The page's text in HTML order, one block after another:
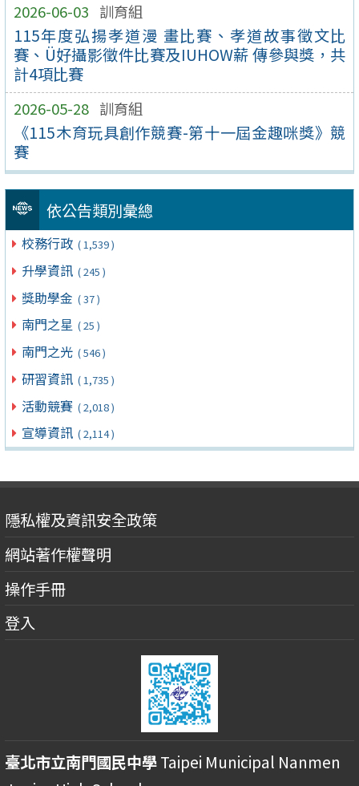
2026-06-03 訓育組
115年度弘揚孝道漫 畫比賽、孝道故事徵文比
賽、Ü好攝影徵件比賽及IUHOW薪 傳參與獎，共
計4項比賽
2026-05-28 訓育組
《115木育玩具創作競賽-第十一屆金趣咪獎》競
賽
依公告類別彙總
校務行政 ( 1,539 )
升學資訊 ( 245 )
獎助學金 ( 37 )
南門之星 ( 25 )
南門之光 ( 546 )
研習資訊 ( 1,735 )
活動競賽 ( 2,018 )
宣導資訊 ( 2,114 )
隱私權及資訊安全政策
網站著作權聲明
操作手冊
登入
臺北市立南門國民中學Taipei Municipal Nanmen